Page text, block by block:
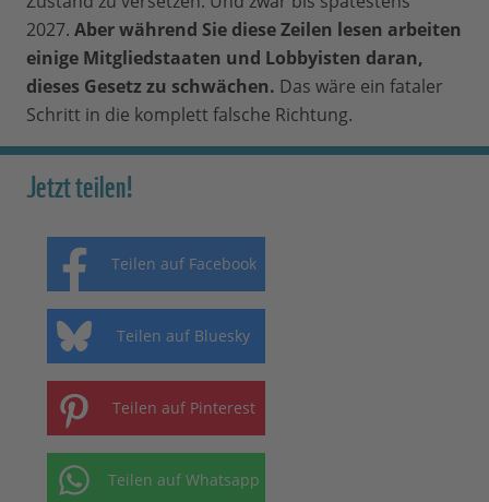
2027. Aber während Sie diese Zeilen lesen arbeiten
einige Mitgliedstaaten und Lobbyisten daran,
dieses Gesetz zu schwächen. Das wäre ein fataler
Schritt in die komplett falsche Richtung.
Jetzt teilen!
Teilen auf Facebook
Teilen auf Bluesky
Teilen auf Pinterest
Teilen auf Whatsapp